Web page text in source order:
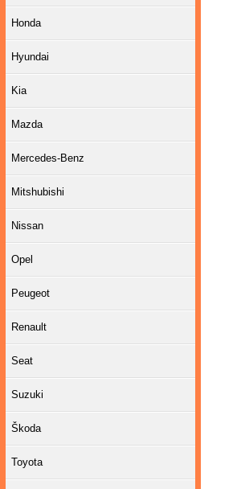
Honda
Hyundai
Kia
Mazda
Mercedes-Benz
Mitshubishi
Nissan
Opel
Peugeot
Renault
Seat
Suzuki
Škoda
Toyota